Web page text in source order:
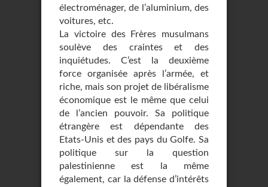
électroménager, de l’aluminium, des
voitures, etc.
La victoire des Frères musulmans
soulève des craintes et des
inquiétudes. C’est la deuxième
force organisée après l’armée, et
riche, mais son projet de libéralisme
économique est le même que celui
de l’ancien pouvoir. Sa politique
étrangère est dépendante des
Etats-Unis et des pays du Golfe. Sa
politique sur la question
palestinienne est la même
également, car la défense d’intérêts